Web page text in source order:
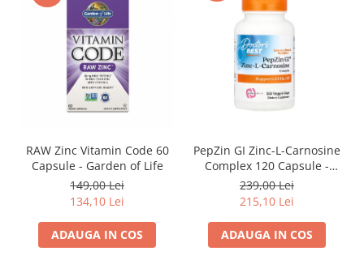
RAW Zinc Vitamin Code 60
Capsule - Garden of Life
149,00 Lei
134,10 Lei
ADAUGA IN COS
PepZin GI Zinc-L-Carnosine
Complex 120 Capsule -
Doctor's Best
239,00 Lei
215,10 Lei
ADAUGA IN COS